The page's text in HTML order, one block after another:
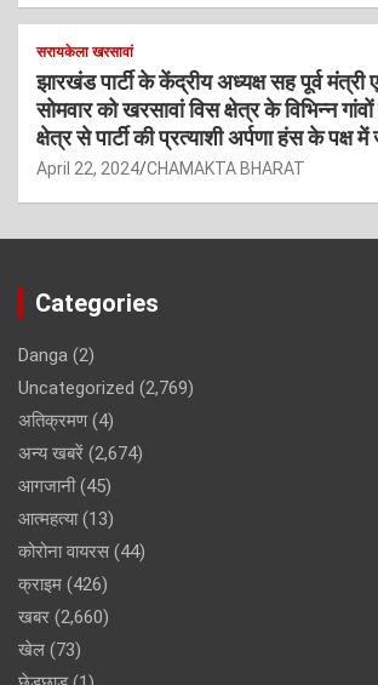
सरायकेला खरसावां
झारखंड पार्टी के केंद्रीय अध्यक्ष सह पूर्व मंत्री
सोमवार को खरसावां विस क्षेत्र के विभिन्न
क्षेत्र से पार्टी की प्रत्याशी अर्पणा हंस के पक्ष
April 22, 2024 CHAMAKTA BHARAT
Categories
Danga (2)
Uncategorized (2,769)
अतिक्रमण(4)
अन्य खबरें (2,674)
आगजानी(45)
आत्महत्या(13)
कोरोना वायरस (44)
क्राइम (426)
खबर (2,660)
खेल (73)